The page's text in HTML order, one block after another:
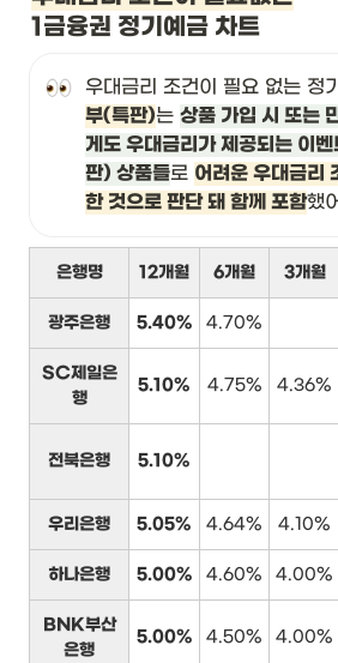
1금융권 정기예금 차트
우대금리 조건이 필요 없는 정
부(특판)는 상품 가입 시 또는
게도 우대금리가 제공되는 이
판) 상품들로 어려운 우대금리
한 것으로 판단 돼 함께 포함했
은행명 12개월 6개월 3개월
광주은행 5.40% 4.70%
SC제일은
행
5.10% 4.75% 4.36%
전북은행 5.10%
우리은행 5.05% 4.64% 4.10%
하나은행 5.00% 4.60% 4.00%
BNK부산
은행
5.00% 4.50% 4.00%